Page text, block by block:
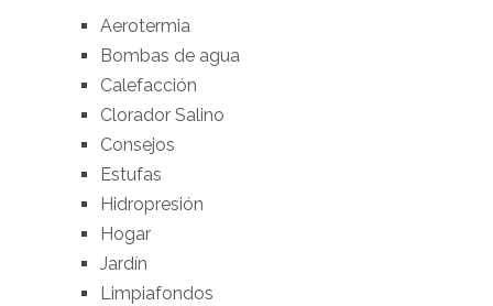
Aerotermia
Bombas de agua
Calefacción
Clorador Salino
Consejos
Estufas
Hidropresión
Hogar
Jardín
Limpiafondos